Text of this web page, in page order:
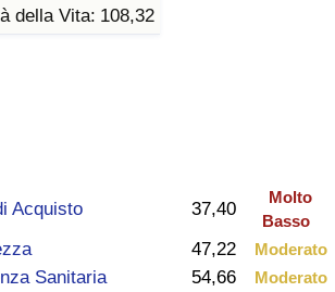
della Vita: 108,32
Acquisto 37,40
Molto
Basso
47,22 Moderato
Sanitaria 54,66 Moderato
Della Vita
Vita per Nazione
delle Case
delle Case per Nazione
della Vita (Corrente)
della vita per Paese
di Criminalità (Corrente)